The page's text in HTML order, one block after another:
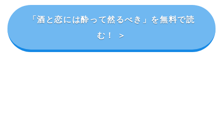
「酒と恋には酔って然るべき」を無料で読
む！ ＞